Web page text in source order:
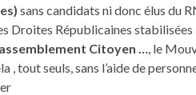
sans candidats ni donc élus du
Droites Républicaines stabilisées
Citoyen …, le
tout seuls, sans l’aide de